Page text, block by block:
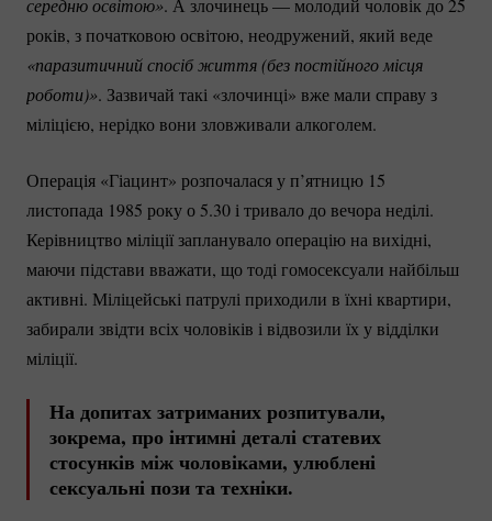
років, з початковою освітою, неодружений, який веде
«паразитичний спосіб життя (без постійного місця
роботи)». Зазвичай такі «злочинці» вже мали справу з
міліцією, нерідко вони зловживали алкоголем.
Операція «Гіацинт» розпочалася у п’ятницю 15
листопада 1985 року о 5.30 і тривало до вечора неділі.
Керівництво міліції запланувало операцію на вихідні,
маючи підстави вважати, що тоді гомосексуали найбільш
активні. Міліцейські патрулі приходили в їхні квартири,
забирали звідти всіх чоловіків і відвозили їх у відділки
міліції.
На допитах затриманих розпитували,
зокрема, про інтимні деталі статевих
стосунків між чоловіками, улюблені
сексуальні пози та техніки.